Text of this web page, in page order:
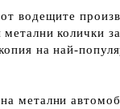
водещите
метални колички
на най-
метални